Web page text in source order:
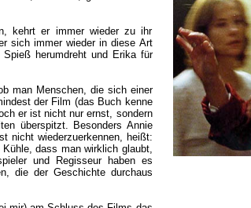
kehrt er immer wieder zu ihr
sich immer wieder in diese Art
herumdreht und Erika für
man Menschen, die sich einer
der Film (das Buch kenne
er ist nicht nur ernst, sondern
überspitzt. Besonders Annie
nicht wiederzuerkennen, heißt:
dass man wirklich glaubt,
und Regisseur haben es
die der Geschichte durchaus